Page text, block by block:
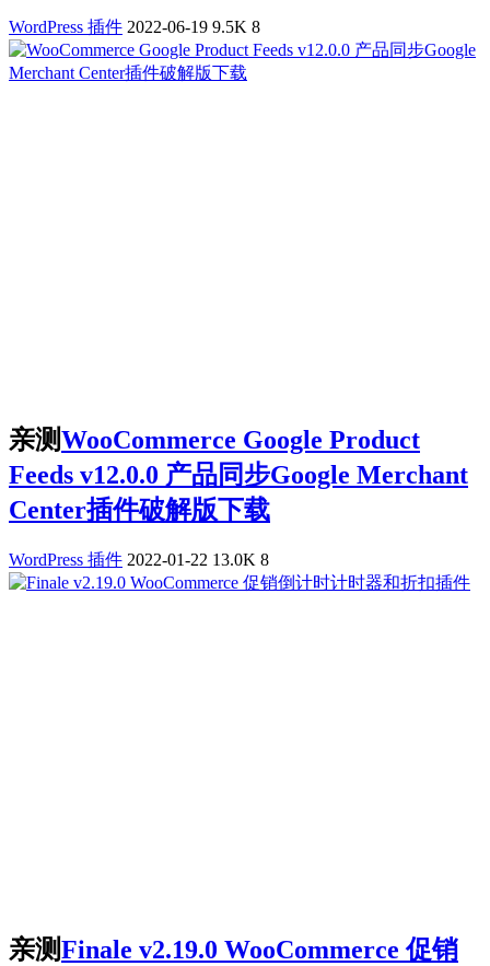
WordPress 插件 2022-06-19 9.5K 8
亲测WooCommerce Google Product
Feeds v12.0.0 产品同步Google Merchant
Center插件破解版下载
WordPress 插件 2022-01-22 13.0K 8
亲测Finale v2.19.0 WooCommerce 促销